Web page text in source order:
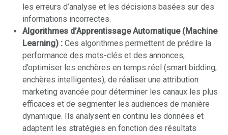
les erreurs d’analyse et les décisions basées sur des
informations incorrectes.
Algorithmes d’Apprentissage Automatique (Machine
Learning) : Ces algorithmes permettent de prédire la
performance des mots-clés et des annonces,
d’optimiser les enchères en temps réel (smart bidding,
enchères intelligentes), de réaliser une attribution
marketing avancée pour déterminer les canaux les plus
efficaces et de segmenter les audiences de manière
dynamique. Ils analysent en continu les données et
adaptent les stratégies en fonction des résultats